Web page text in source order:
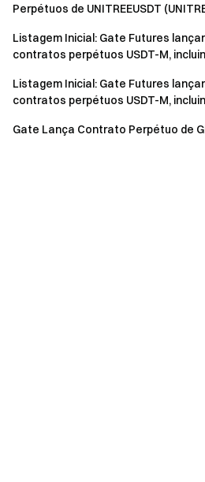
Perpétuos de UNITREEUSDT
Listagem Inicial: Gate Futures
contratos perpétuos USDT-M,
Listagem Inicial: Gate Futures
contratos perpétuos USDT-M,
Gate Lança Contrato Perpétuo de